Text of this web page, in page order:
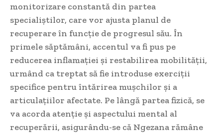
monitorizare constantă din partea
specialiștilor, care vor ajusta planul de
recuperare în funcție de progresul său. În
primele săptămâni, accentul va fi pus pe
reducerea inflamației și restabilirea mobilității,
urmând ca treptat să fie introduse exerciții
specifice pentru întărirea mușchilor și a
articulațiilor afectate. Pe lângă partea fizică, se
va acorda atenție și aspectului mental al
recuperării, asigurându-se că Ngezana rămâne